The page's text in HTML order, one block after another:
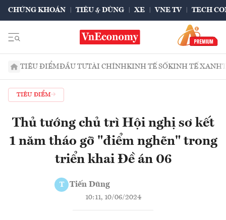
CHỨNG KHOÁN TIÊU & DÙNG XE VNE TV TECH
TIÊU ĐIỂMĐẦU TƯTÀI CHÍNHKINH TẾ SỐKINH TẾ XANH
TIÊU ĐIỂM
Thủ tướng chủ trì Hội nghị sơ kết
1 năm tháo gỡ "điểm nghẽn" trong
triển khai Đề án 06
T Tiến Dũng
10:11, 10/06/2024